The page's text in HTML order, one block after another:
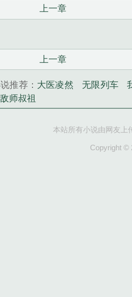
上一章
上一章
推荐： 大医凌然 无限列车
师叔祖
本站所有小说由网友上
Copyright ©